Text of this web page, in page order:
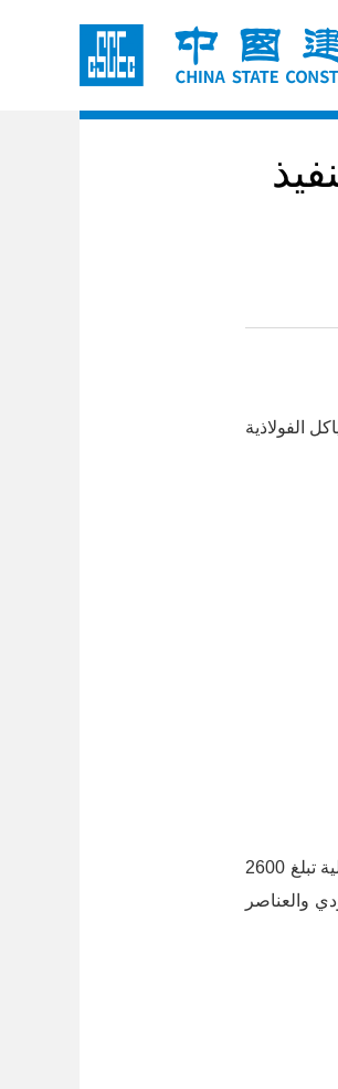
الفولاذية
يقع مطار "تيشو" الدولي على بعد حوالي 19 كم من وسط مدينة بنوم بنه، ممتدًا بين مقاطعتي كاندال وتاكيو، على مساحة إجمالية تبلغ 2600
والعناصر